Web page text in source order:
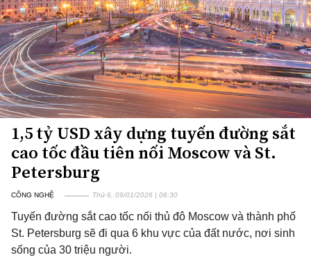
1,5 tỷ USD xây dựng tuyến đường sắt
cao tốc đầu tiên nối Moscow và St.
Petersburg
CÔNG NGHỆ Thứ 6, 09/01/2026 | 06:30
Tuyến đường sắt cao tốc nối thủ đô Moscow và thành phố
St. Petersburg sẽ đi qua 6 khu vực của đất nước, nơi sinh
sống của 30 triệu người.